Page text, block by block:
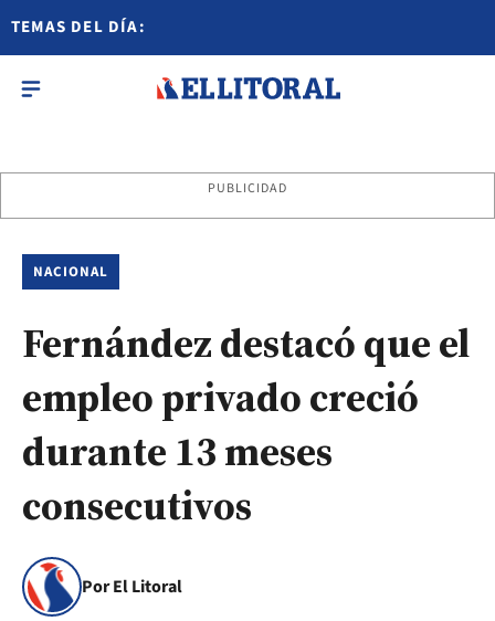
TEMAS DEL DÍA:
PUBLICIDAD
NACIONAL
Fernández destacó que el
empleo privado creció
durante 13 meses
consecutivos
Por El Litoral